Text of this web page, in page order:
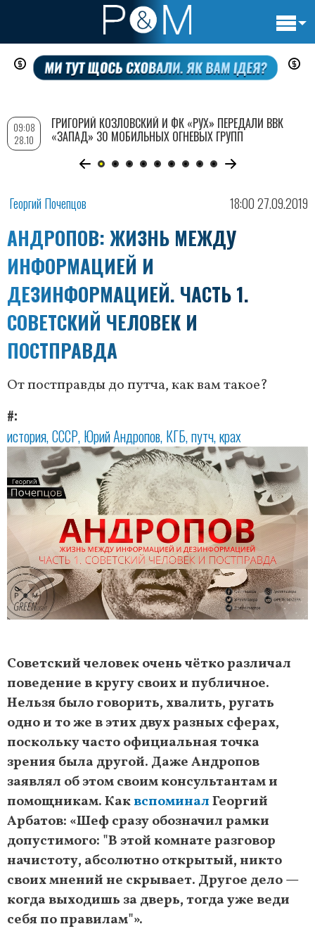
Перейти
содержанию
Георгий Почепцов 18:00 27.09.2019
АНДРОПОВ: ЖИЗНЬ МЕЖДУ
ИНФОРМАЦИЕЙ И
ДЕЗИНФОРМАЦИЕЙ. ЧАСТЬ 1.
СОВЕТСКИЙ ЧЕЛОВЕК И
ПОСТПРАВДА
От постправды до путча, как вам такое?
#
история СССР Юрий Андропов КГБ путч крах
Советский человек очень чётко различал
поведение в кругу своих и публичное.
Нельзя было говорить, хвалить, ругать
одно и то же в этих двух разных сферах,
поскольку часто официальная точка
зрения была другой. Даже Андропов
заявлял об этом своим консультантам и
помощникам. КаквспоминалГеоргий
Арбатов: «Шеф сразу обозначил рамки
допустимого: "В этой комнате разговор
начистоту, абсолютно открытый, никто
своих мнений не скрывает. Другое дело —
когда выходишь за дверь, тогда уже веди
себя по правилам"».
09:08
28.10
ГРИГОРИЙ КОЗЛОВСКИЙ И ФК «РУХ» ПЕРЕДАЛИ ВВК
«ЗАПАД» 30 МОБИЛЬНЫХ ОГНЕВЫХ ГРУПП